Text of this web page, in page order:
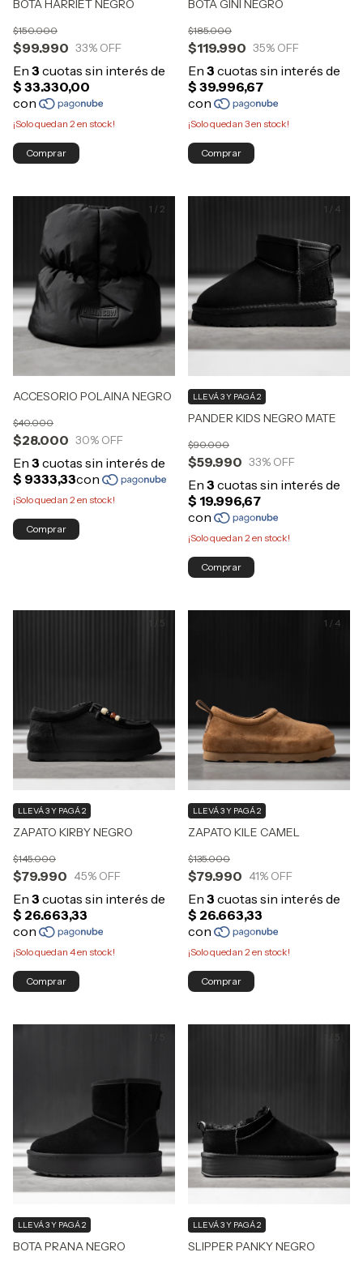
BOTA HARRIET NEGRO
$99.990
$150.000
33% OFF
¡Solo quedan 2 en stock!
Comprar
BOTA GINI NEGRO
$119.990
$185.000
35% OFF
¡Solo quedan 3en stock!
Comprar
1 / 2
ACCESORIO POLAINA NEGRO
$28.000
$40.000
30% OFF
¡Solo quedan 2 en stock!
Comprar
1 / 4
PANDER KIDS NEGRO MATE
$59.990
$90.000
33% OFF
LLEVÁ 3 Y PAGÁ 2
¡Solo quedan 2 en stock!
Comprar
5
ZAPATO KIRBY NEGRO
$79.990
$145.000
45% OFF
LLEVÁ 3 Y PAGÁ 2
¡Solo quedan 4en stock!
Comprar
1 / 4
ZAPATO KILE CAMEL
$79.990
$135.000
41% OFF
LLEVÁ 3 Y PAGÁ 2
¡Solo quedan 2en stock!
Comprar
BOTA PRANA NEGRO
LLEVÁ 3 Y PAGÁ 2
5
SLIPPER PANKY NEGRO
LLEVÁ 3 Y PAGÁ 2